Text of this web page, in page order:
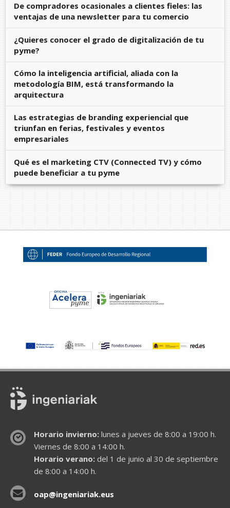
De compradores ocasionales a clientes fieles: las
ventajas de una newsletter para tu comercio
¿Quieres conocer el grado de digitalización de tu
pyme?
Cómo la inteligencia artificial, aliada con la
metodología BIM, está transformando la
arquitectura
Las estrategias de branding experiencial que
triunfan en ferias, festivales y eventos
empresariales
Qué es el marketing CTV (Connected TV) y cómo
puede beneficiar a tu pyme
Horario invierno:lunes a jueves de 8:00 a 19:00 h.
Viernes de 8:00 a 14:00 h.
Horario verano:del 1 de junio al 30 de septiembre
de 8:00 a 14:00 h.
oap@ingeniariak.eus